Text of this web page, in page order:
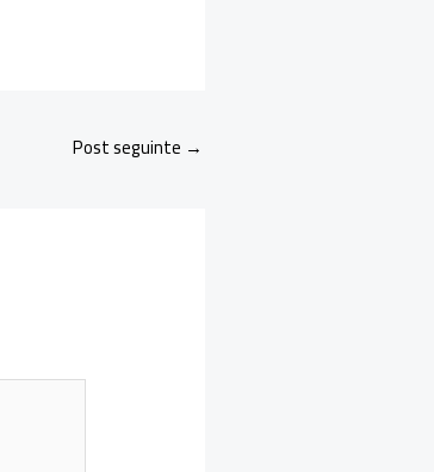
Post seguinte →